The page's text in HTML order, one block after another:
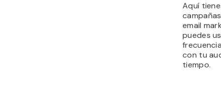
Aquí
email
puedes
con tu
tiempo.